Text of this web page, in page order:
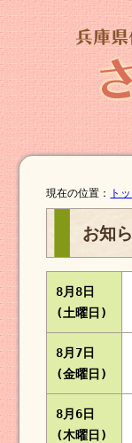
現在の位置： ト
お知
8月8日
(土曜日)
8月7日
(金曜日)
8月6日
(木曜日)